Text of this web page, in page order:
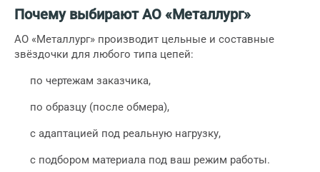
Почему выбирают АО «Металлург»
АО «Металлург» производит цельные и составные
звёздочки для любого типа цепей:
по чертежам заказчика,
по образцу (после обмера),
с адаптацией под реальную нагрузку,
с подбором материала под ваш режим работы.